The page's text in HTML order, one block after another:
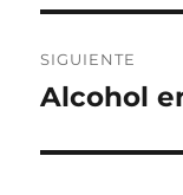
SIGUIENTE
Entrada
Alcohol